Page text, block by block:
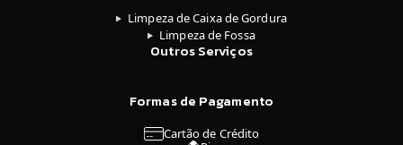
Limpeza de Caixa de Gordura
Limpeza de Fossa
Outros Serviços
Formas de Pagamento
Cartão de Crédito